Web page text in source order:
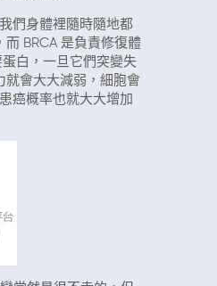
們身體裡隨時隨地都
而 BRCA 是負責修復體
白，一旦它們突變失
就會大大減弱，細胞會
癌概率也就大大增加